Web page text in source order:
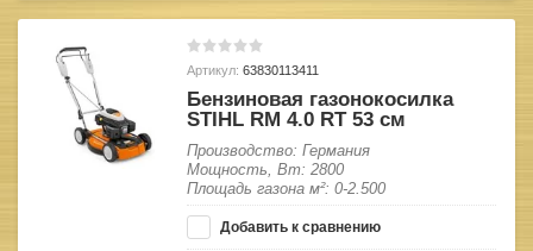
Артикул: 63830113411
Бензиновая газонокосилка
STIHL RM 4.0 RT 53 см
Производство: Германия
Мощность, Вт: 2800
Площадь газона м²: 0-2.500
Добавить к сравнению